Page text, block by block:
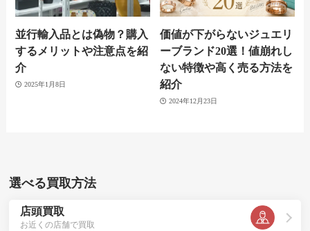
並行輸入品とは偽物？購入
するメリットや注意点を紹
介
2025年1月8日
価値が下がらないジュエリ
ーブランド20選！値崩れし
ない特徴や高く売る方法を
紹介
2024年12月23日
選べる買取方法
店頭買取
お近くの店舗で買取